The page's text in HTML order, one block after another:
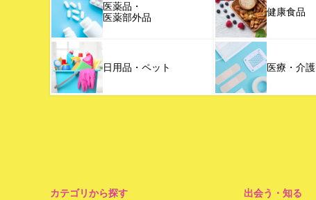
医薬品・
医薬部外品
健康食品
日用品・ペット 医療・介護
カテゴリから探す 出会う・知る